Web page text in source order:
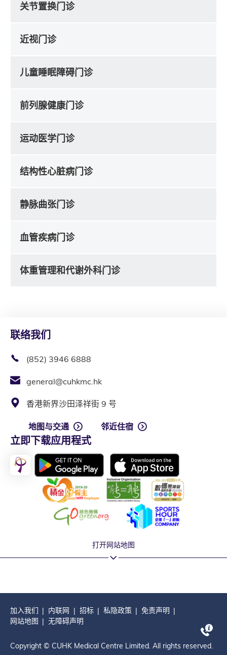
关节置换门诊
近视门诊
儿童睡眠障碍门诊
前列腺健康门诊
运动医学门诊
结构性心脏病门诊
静脉曲张门诊
血管疾病门诊
体重管理和代谢外科门诊
联络我们
(852) 3946 6888
general@cuhkmc.hk
香港新界沙田泽祥街 9 号
地图与交通 邻近住宿
立即下载应用程式
打开网站地图
加入我们 内联网 招标 私隐政策
免责声明
网站地图
无障碍声明
Copyright © CUHK Medical Centre Limited. All rights reserved.